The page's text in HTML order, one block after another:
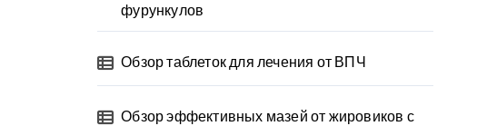
фурункулов
Обзор таблеток для лечения от ВПЧ
Обзор эффективных мазей от жировиков с